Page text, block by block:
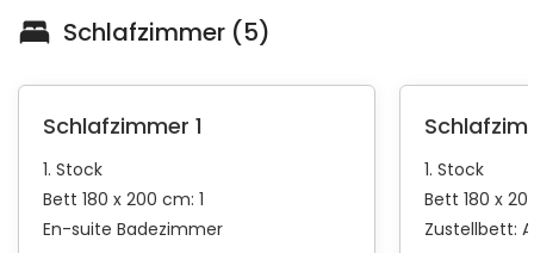
Schlafzimmer (5)
Schlafzimmer 1
1. Stock
Bett 180 x 200 cm: 1
En-suite Badezimmer
1. Stock
Bett 180 x
Zustellbett: